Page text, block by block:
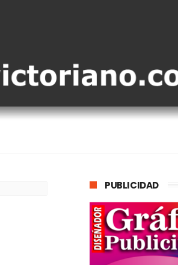
PUBLICIDAD